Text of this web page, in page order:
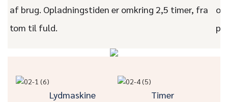
af brug. Opladningstiden er omkring 2,5 timer, fra
tom til fuld.
og
Lydmaskine Timer